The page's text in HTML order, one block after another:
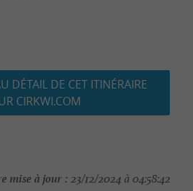
DÉTAIL DE CET ITINÉRAIRE
CIRKWI.COM
mise à jour : 23/12/2024 à 04:58:42